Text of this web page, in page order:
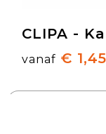
CLIPA -
vanaf € 1,45